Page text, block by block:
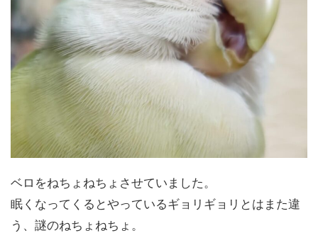
ベロをねちょねちょさせていました。
眠くなってくるとやっているギョリギョリとはまた違
う、謎のねちょねちょ。